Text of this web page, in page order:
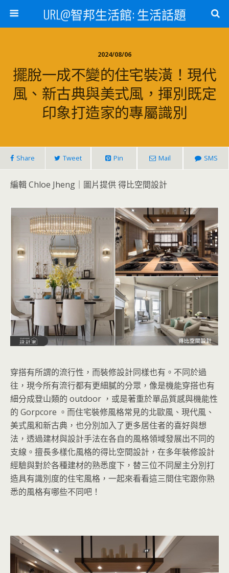
URL@智邦生活館: 生活話題
2024/08/06
擺脫一成不變的住宅裝潢！現代
風、新古典與美式風，揮別既定
印象打造家的專屬識別
Share Tweet Pin Mail SMS
編輯 Chloe Jheng｜圖片提供 得比空間設計
穿搭有所謂的流行性，而裝修設計同樣也有。不同於過
往，現今所有流行都有更細膩的分眾，像是機能穿搭也有
細分成登山類的 outdoor ，或是著重於單品質感與機能性
的 Gorpcore 。而住宅裝修風格常見的北歐風、現代風、
美式風和新古典，也分別加入了更多居住者的喜好與想
法，透過建材與設計手法在各自的風格領域發展出不同的
支線。擅長多樣化風格的得比空間設計，在多年裝修設計
經驗與對於各種建材的熟悉度下，替三位不同屋主分別打
造具有識別度的住宅風格，一起來看看這三間住宅跟你熟
悉的風格有哪些不同吧！